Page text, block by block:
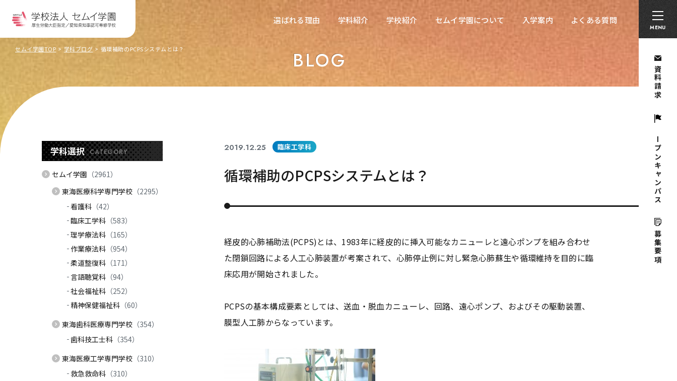
MENU
選ばれる理由 学科紹介 学校紹介 セムイ学園について 入学案内 よくある質問
資料請求
オープンキャンパス
募集要項
採用担当者の方へ 留学生の方へ
選ばれる理由 学科紹介 学校紹介
東海医療科学専門学校
東海歯科医療専門学校
東海医療工学専門学校
セムイ学園について 入学案内 よくある質問
セムイ学園TOP 学科ブログ 循環補助のPCPSシステムとは？ BLOG
2019.12.25 臨床工学科
循環補助のPCPSシステムとは？
経皮的心肺補助法(PCPS)とは、1983年に経皮的に挿入可能なカニューレと遠心ポンプを組み合わせ
た閉鎖回路による人工心肺装置が考案されて、心肺停止例に対し緊急心肺蘇生や循環維持を目的に臨
床応用が開始されました。
PCPSの基本構成要素としては、送血・脱血カニューレ、回路、遠心ポンプ、およびその駆動装置、
膜型人工肺からなっています。
学科選択 CATEGORY
セムイ学園 （2961）
東海医療科学専門学校 （2295）
看護科 （42）
臨床工学科 （583）
理学療法科 （165）
作業療法科 （954）
柔道整復科 （171）
言語聴覚科 （94）
社会福祉科 （252）
精神保健福祉科 （60）
東海歯科医療専門学校 （354）
歯科技工士科 （354）
東海医療工学専門学校 （310）
救急救命科 （310）